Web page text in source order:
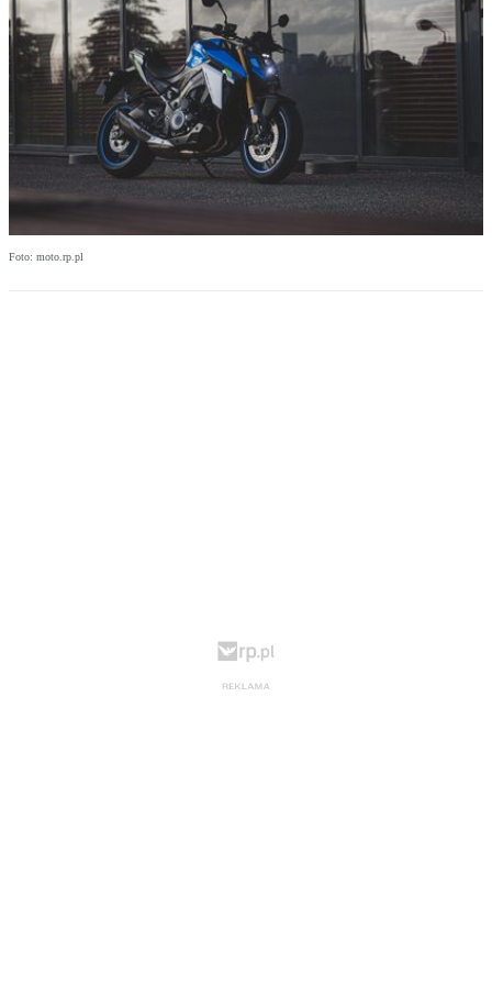
Foto: moto.rp.pl